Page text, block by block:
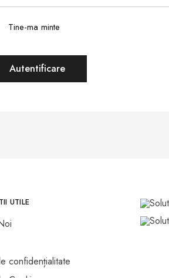
Tine-ma minte
Autentificare
UTILE
confidențialitate